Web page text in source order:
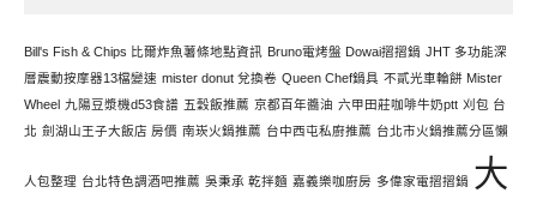
Bill's Fish & Chips 比爾炸魚薯條地點資訊 Bruno電烤盤 Dowai摺摺鍋 JHT 多功能深
層震動按摩器13檔變速 mister donut 兌換卷 Queen Chef鍋具 不貳光車輪餅 Mister
Wheel 九陽豆漿機d53食譜 五穀飯推薦 京都百年醬油 六甲田莊咖啡牛奶ptt 刈包 台
北 劍湖山王子大飯店 房價 南崁火鍋推薦 台中西屯私廚推薦 台北市火鍋推薦分區懶
人包整理 台北特色調酒吧推薦 吳秉承 乾拌麵 嘉義樂咖廚房 多偉家電摺摺鍋 大